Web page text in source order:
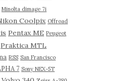
Minolta dimage 7i
Coolpix Offroad
Pentax ME Peugeot
Praktica MTL
RSS San Francisco
7 Sony NEX-5T